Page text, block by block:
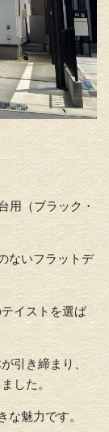
用（ブラック・
ないフラットデ
イストを選ば
引き締まり、
した。
な魅力です。